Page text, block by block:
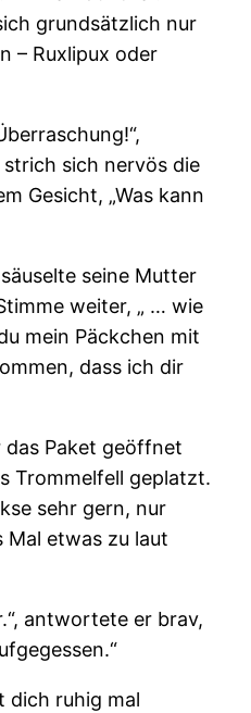
grundsätzlich nur
– Ruxlipux oder
sich nervös die
Gesicht, „Was kann
seine Mutter
weiter, „ … wie
mein Päckchen mit
dass ich dir
das Paket geöffnet
Trommelfell geplatzt.
sehr gern, nur
Mal etwas zu laut
antwortete er brav,
dich ruhig mal